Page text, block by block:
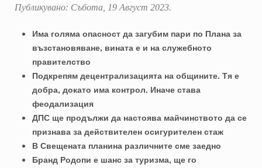
Публикувано: Събота, 19 Август 2023.
Има голяма опасност да загубим пари по Плана за
възстановяване, вината е и на служебното
правителство
Подкрепям децентрализацията на общините. Тя е
добра, докато има контрол. Иначе става
феодализация
ДПС ще продължи да настоява майчинството да се
признава за действителен осигурителен стаж
В Свещената планина различните сме заедно
Бранд Родопи е шанс за туризма, ще го